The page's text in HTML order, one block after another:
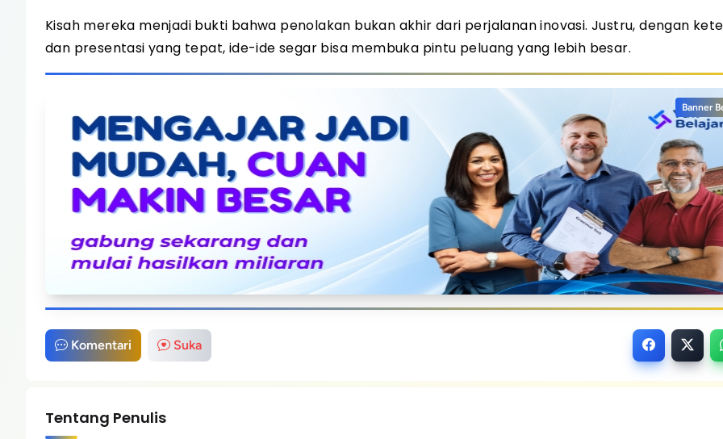
Kisah mereka menjadi bukti bahwa penolakan bukan akhir dari perjalanan inovasi. Justru, dengan
dan presentasi yang tepat, ide-ide segar bisa membuka pintu peluang yang lebih besar.
Banner
Komentari Suka
Tentang Penulis